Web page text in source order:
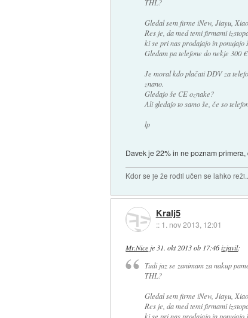
THL?
Gledal sem firme iNew, Jiayu,
Res je, da med temi firmami
ki se pri nas prodajajo in ponujajo
Gledam pa telefone do nekje 300
Je moral kdo plačati DDV za
znano.
Gledajo še CE oznake?
Ali gledajo to samo še, če so
lp
Davek je 22% in ne poznam
Kdor se je že rodil učen se lahko
Kralj5
:: 1. nov 2013, 12:01
Mr.Nice je 31. okt 2013 ob 17:46 izjavil:
Tudi jaz se zanimam za nakup
THL?
Gledal sem firme iNew, Jiayu,
Res je, da med temi firmami